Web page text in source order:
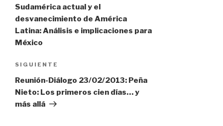
de
entradas
Sudamérica actual y el
desvanecimiento de América
Latina: Análisis e implicaciones para
México
Siguiente
entrada
SIGUIENTE
Reunión-Diálogo 23/02/2013: Peña
Nieto: Los primeros cien días… y
más allá